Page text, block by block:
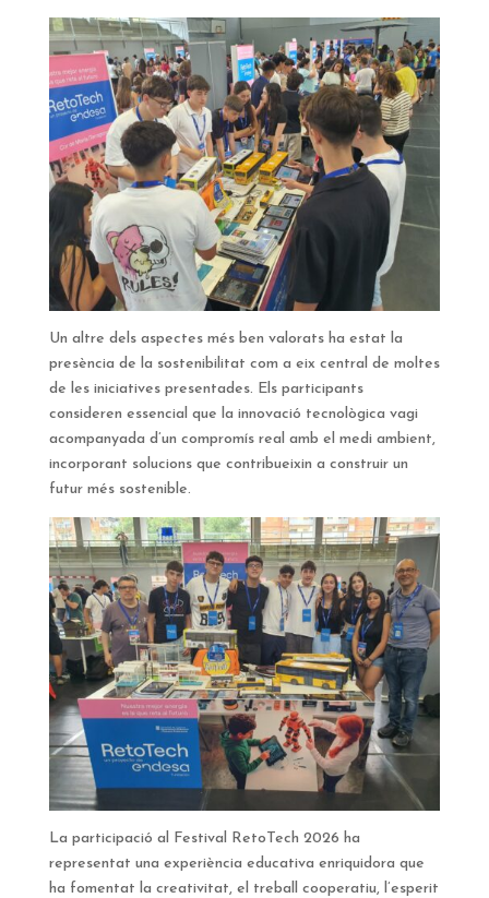
Un altre dels aspectes més ben valorats ha estat la
presència de la sostenibilitat com a eix central de moltes
de les iniciatives presentades. Els participants
consideren essencial que la innovació tecnològica vagi
acompanyada d’un compromís real amb el medi ambient,
incorporant solucions que contribueixin a construir un
futur més sostenible.
La participació al Festival RetoTech 2026 ha
representat una experiència educativa enriquidora que
ha fomentat la creativitat, el treball cooperatiu, l’esperit